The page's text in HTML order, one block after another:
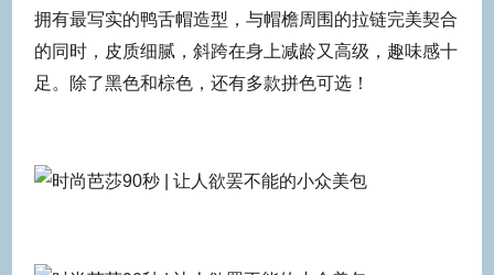
拥有最写实的鸭舌帽造型，与帽檐周围的拉链完美契合
的同时，皮质细腻，斜跨在身上减龄又高级，趣味感十
足。除了黑色和棕色，还有多款拼色可选！